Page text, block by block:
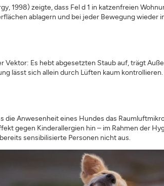
1998) zeigte, dass Fel d 1 in katzenfreien
ablagern und bei jeder Bewegung wieder
Vektor: Es hebt abgesetzten Staub auf, trägt
lässt sich allein durch Lüften kaum kontrollieren.
die Anwesenheit eines Hundes das
gegen Kinderallergien hin – im Rahmen der
sensibilisierte Personen nicht aus.